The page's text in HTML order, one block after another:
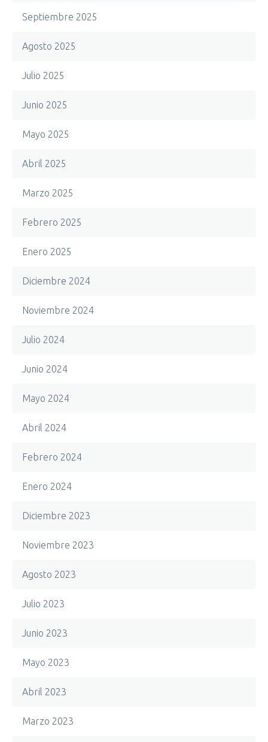
Septiembre 2025
Agosto 2025
Julio 2025
Junio 2025
Mayo 2025
Abril 2025
Marzo 2025
Febrero 2025
Enero 2025
Diciembre 2024
Noviembre 2024
Julio 2024
Junio 2024
Mayo 2024
Abril 2024
Febrero 2024
Enero 2024
Diciembre 2023
Noviembre 2023
Agosto 2023
Julio 2023
Junio 2023
Mayo 2023
Abril 2023
Marzo 2023